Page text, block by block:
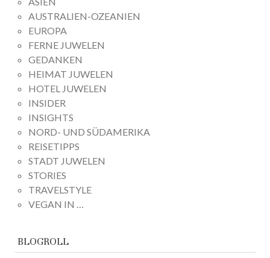
AUSTRALIEN-OZEANIEN
EUROPA
FERNE JUWELEN
GEDANKEN
HEIMAT JUWELEN
HOTEL JUWELEN
INSIDER
INSIGHTS
NORD- UND SÜDAMERIKA
REISETIPPS
STADT JUWELEN
STORIES
TRAVELSTYLE
VEGAN IN …
BLOGROLL